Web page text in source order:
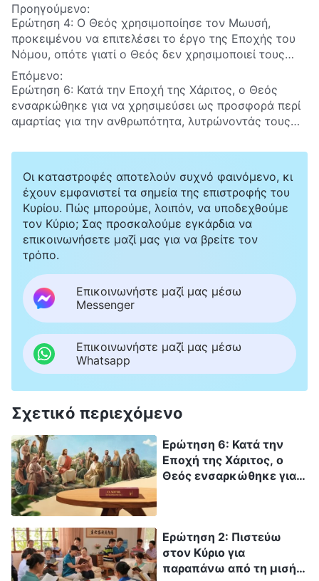
Προηγούμενο:
Ερώτηση 4: Ο Θεός χρησιμοποίησε τον Μωυσή,
προκειμένου να επιτελέσει το έργο της Εποχής του
Νόμου, οπότε γιατί ο Θεός δεν χρησιμοποιεί τους
ανθρώπους, για να επιτελέσουν το έργο της κρίσης
Του κατά τις έσχατες ημέρες, αλλά χρειάζεται να
ενσαρκωθεί, για να το επιτελέσει ο ίδιος;
Επόμενο:
Ερώτηση 6: Κατά την Εποχή της Χάριτος, ο Θεός
ενσαρκώθηκε για να χρησιμεύσει ως προσφορά περί
αμαρτίας για την ανθρωπότητα, λυτρώνοντάς τους
ενσαρκώθηκε εκ νέου, για να εκφράσει την αλήθεια
προκειμένου να εξαγνίσει και να σώσει τον άνθρωπο
ολοκληρωτικά. Γιατί, λοιπόν, ο Θεός χρειάζεται να
ενσαρκωθεί δύο φορές, προκειμένου να επιτελέσει
το έργο της σωτηρίας της ανθρωπότητας; Και ποια
είναι η πραγματική σημασία της διπλής ενσάρκωσης
του Θεού;
Οι καταστροφές αποτελούν συχνό φαινόμενο, κι
έχουν εμφανιστεί τα σημεία της επιστροφής του
Κυρίου. Πώς μπορούμε, λοιπόν, να υποδεχθούμε
τον Κύριο; Σας προσκαλούμε εγκάρδια να
επικοινωνήσετε μαζί μας για να βρείτε τον
τρόπο.
Επικοινωνήστε μαζί μας μέσω
Messenger
Επικοινωνήστε μαζί μας μέσω
Whatsapp
Σχετικό περιεχόμενο
Ερώτηση 6: Κατά την
Εποχή της Χάριτος, ο
Θεός ενσαρκώθηκε για
λυτρώνοντάς τους από
την αμαρτία. Κατά τις
έσχατες ημέρες, ο Θεός
Ερώτηση 2: Πιστεύω
στον Κύριο για
παραπάνω από τη μισή